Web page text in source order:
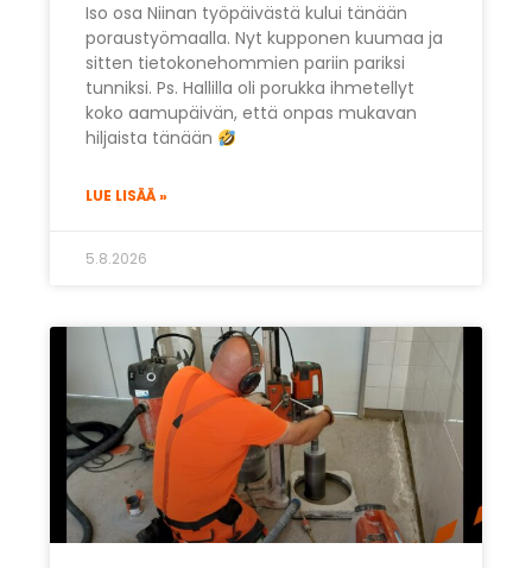
Iso osa Niinan työpäivästä kului tänään
poraustyömaalla. Nyt kupponen kuumaa ja
sitten tietokonehommien pariin pariksi
tunniksi. Ps. Hallilla oli porukka ihmetellyt
koko aamupäivän, että onpas mukavan
hiljaista tänään
LUE LISÄÄ »
5.8.2026